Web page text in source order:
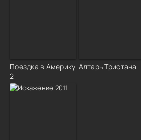
Поездка в Америку
2
Алтарь Тристана